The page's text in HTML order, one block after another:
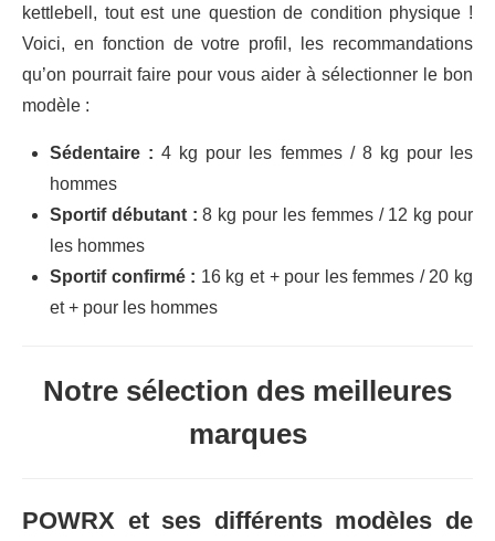
kettlebell, tout est une question de condition physique !
Voici, en fonction de votre profil, les recommandations
qu’on pourrait faire pour vous aider à sélectionner le bon
modèle :
Sédentaire : 4 kg pour les femmes / 8 kg pour les
hommes
Sportif débutant : 8 kg pour les femmes / 12 kg pour
les hommes
Sportif confirmé : 16 kg et + pour les femmes / 20 kg
et + pour les hommes
Notre sélection des meilleures
marques
POWRX et ses différents modèles de